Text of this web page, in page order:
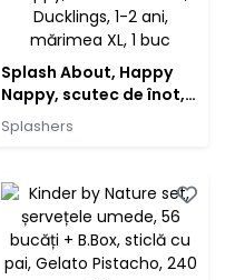
Splash About, Happy
Nappy, scutec de înot,
Ducklings, 1-2 ani,
mărimea XL, 1 buc
Splashers